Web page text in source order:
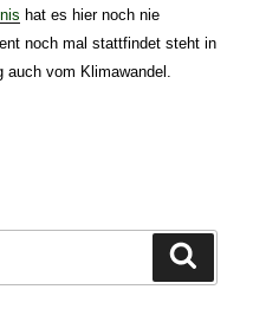
hat es hier noch nie
noch mal stattfindet steht in
auch vom Klimawandel.